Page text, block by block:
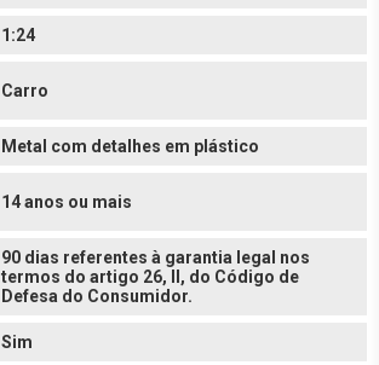
1:24
Carro
Metal com detalhes em plástico
14 anos ou mais
90 dias referentes à garantia legal nos
termos do artigo 26, II, do Código de
Defesa do Consumidor.
Sim